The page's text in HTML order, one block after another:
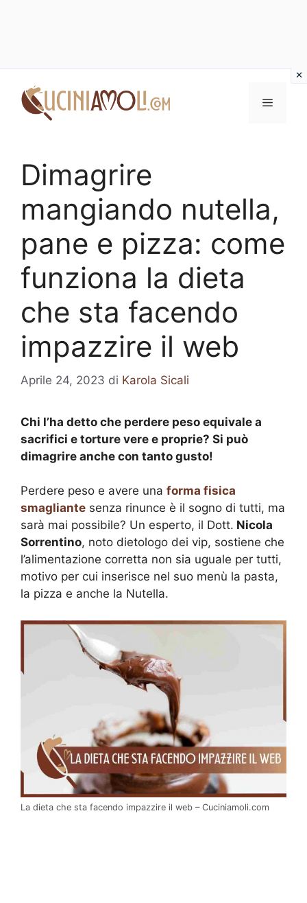
contenuto
Menu
Dimagrire
mangiando nutella,
pane e pizza: come
funziona la dieta
che sta facendo
impazzire il web
Aprile 24, 2023 di Karola Sicali
Chi l’ha detto che perdere peso equivale a
sacrifici e torture vere e proprie? Si può
dimagrire anche con tanto gusto!
Perdere peso e avere una forma fisica
smagliante senza rinunce è il sogno di tutti, ma
sarà mai possibile? Un esperto, il Dott. Nicola
Sorrentino, noto dietologo dei vip, sostiene che
l’alimentazione corretta non sia uguale per tutti,
motivo per cui inserisce nel suo menù la pasta,
la pizza e anche la Nutella.
La dieta che sta facendo impazzire il web – Cuciniamoli.com